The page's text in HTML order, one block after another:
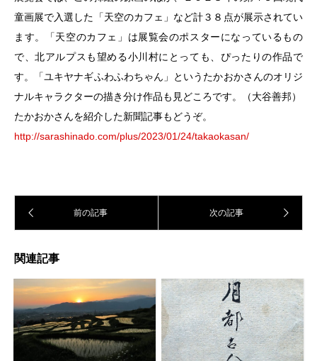
童画展で入選した「天空のカフェ」など計３８点が展示されてい
ます。「天空のカフェ」は展覧会のポスターになっているもの
で、北アルプスも望める小川村にとっても、ぴったりの作品で
す。「ユキヤナギふわふわちゃん」というたかおかさんのオリジ
ナルキャラクターの描き分け作品も見どころです。（大谷善邦）
たかおかさんを紹介した新聞記事もどうぞ。
http://sarashinado.com/plus/2023/01/24/takaokasan/
関連記事